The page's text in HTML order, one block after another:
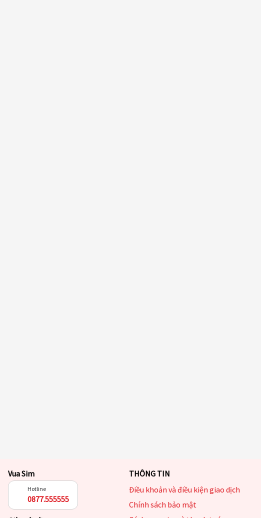
Vua Sim
Hotline
0877.555555
THÔNG TIN
Điều khoản và điều kiện giao dịch
Chính sách bảo mật